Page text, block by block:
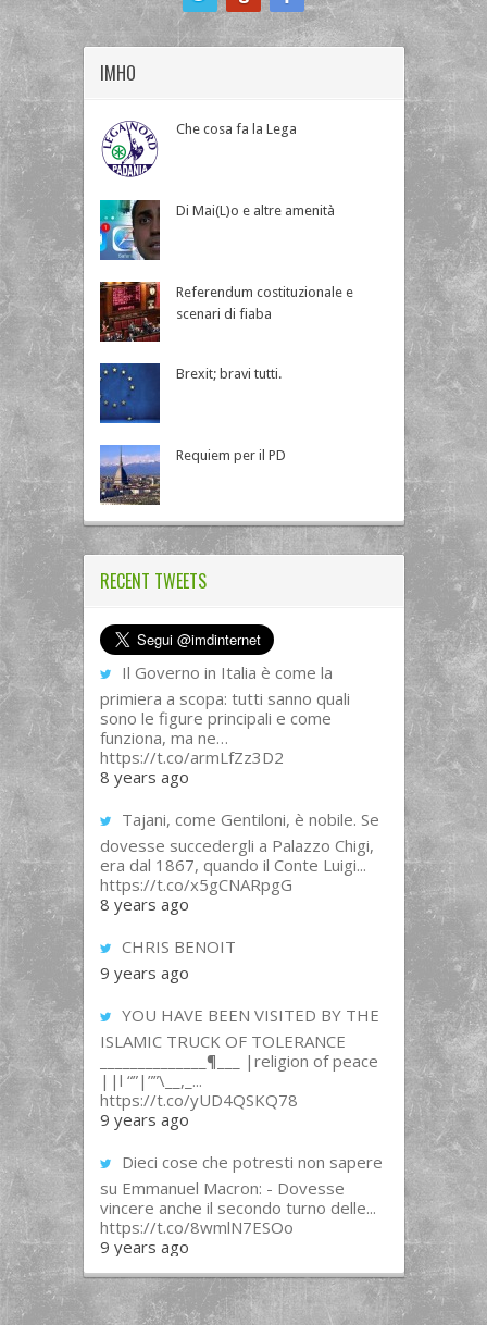
IMHO
Che cosa fa la Lega
Di Mai(L)o e altre amenità
Referendum costituzionale e
scenari di fiaba
Brexit; bravi tutti.
Requiem per il PD
RECENT TWEETS
Il Governo in Italia è come la
primiera a scopa: tutti sanno quali
sono le figure principali e come
funziona, ma ne…
https://t.co/armLfZz3D2
8 years ago
Tajani, come Gentiloni, è nobile. Se
dovesse succedergli a Palazzo Chigi,
era dal 1867, quando il Conte Luigi...
https://t.co/x5gCNARpgG
8 years ago
CHRIS BENOIT
9 years ago
YOU HAVE BEEN VISITED BY THE
ISLAMIC TRUCK OF TOLERANCE
______________¶___ |religion of peace
||l “”|””\__,_...
https://t.co/yUD4QSKQ78
9 years ago
Dieci cose che potresti non sapere
su Emmanuel Macron: - Dovesse
vincere anche il secondo turno delle...
https://t.co/8wmlN7ESOo
9 years ago